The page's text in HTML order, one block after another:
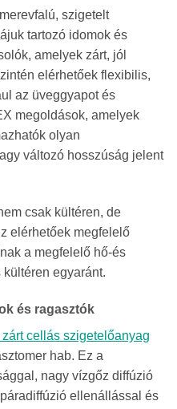
szigetelt
tartozó idomok és
amelyek zárt, jól
elérhetőek flexibilis,
az üveggyapot és
megoldások, amelyek
olyan
változó hosszúság jelent
csak kültéren, de
elérhetőek megfelelő
a megfelelő hő-és
egyaránt.
és ragasztók
cellás szigetelőanyag
hab. Ez a
nagy vízgőz diffúzió
ellenállással és